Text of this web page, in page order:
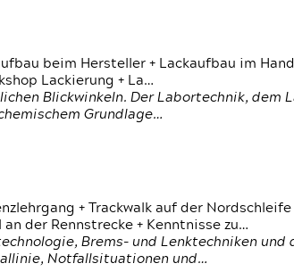
beim Hersteller + Lackaufbau im
Lackierung + La…
Blickwinkeln. Der Labortechnik, dem
Grundlage…
+ Trackwalk auf der Nordschleife
der Rennstrecke + Kenntnisse zu…
Brems- und Lenktechniken und
Notfallsituationen und…